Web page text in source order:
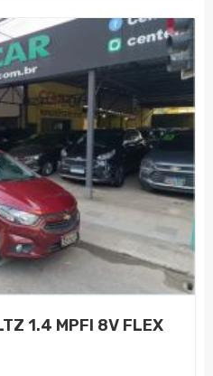
1.4 MPFI 8V FLEX